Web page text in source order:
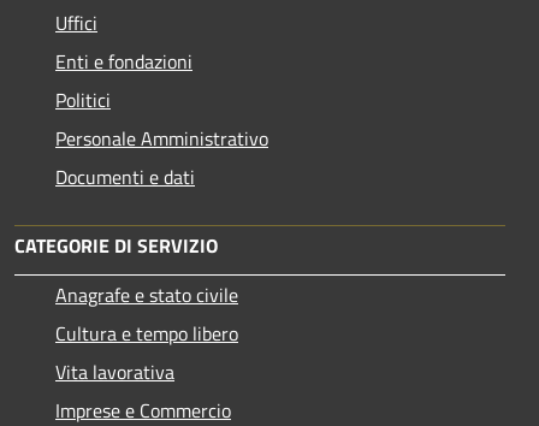
Uffici
Enti e fondazioni
Politici
Personale Amministrativo
Documenti e dati
CATEGORIE DI SERVIZIO
Anagrafe e stato civile
Cultura e tempo libero
Vita lavorativa
Imprese e Commercio